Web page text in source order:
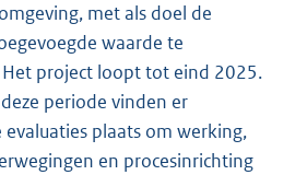
met als doel de
waarde te
project loopt tot eind 2025.
periode vinden er
evaluaties plaats om werking,
en procesinrichting